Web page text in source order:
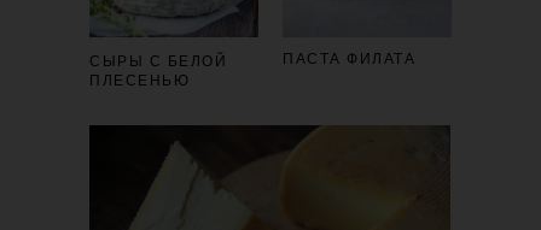
СЫРЫ С БЕЛОЙ
ПЛЕСЕНЬЮ
ПАСТА ФИЛАТА